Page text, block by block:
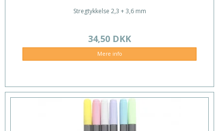
Stregtykkelse 2,3 + 3,6 mm
34,50 DKK
Mere info